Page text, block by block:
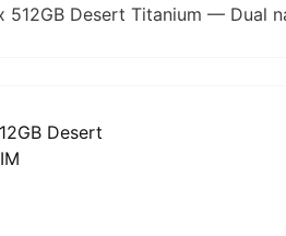
512GB Desert Titanium — Dual